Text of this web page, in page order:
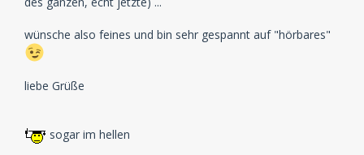
wünsche also feines und bin sehr gespannt auf "hörbares"
liebe Grüße
sogar im hellen